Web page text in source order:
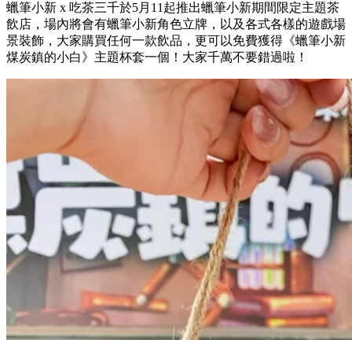
蠟筆小新 x 吃茶三千於5月11起推出蠟筆小新期間限定主題茶
飲店，場內將會有蠟筆小新角色立牌，以及各式各樣的遊戲場
景裝飾，大家購買任何一款飲品，更可以免費獲得《蠟筆小新
煤炭鎮的小白》主題杯套一個！大家千萬不要錯過啦！